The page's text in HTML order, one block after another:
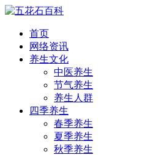
首页
网络资讯
养生文化
中医养生
节气养生
养生人群
四季养生
春季养生
夏季养生
秋季养生